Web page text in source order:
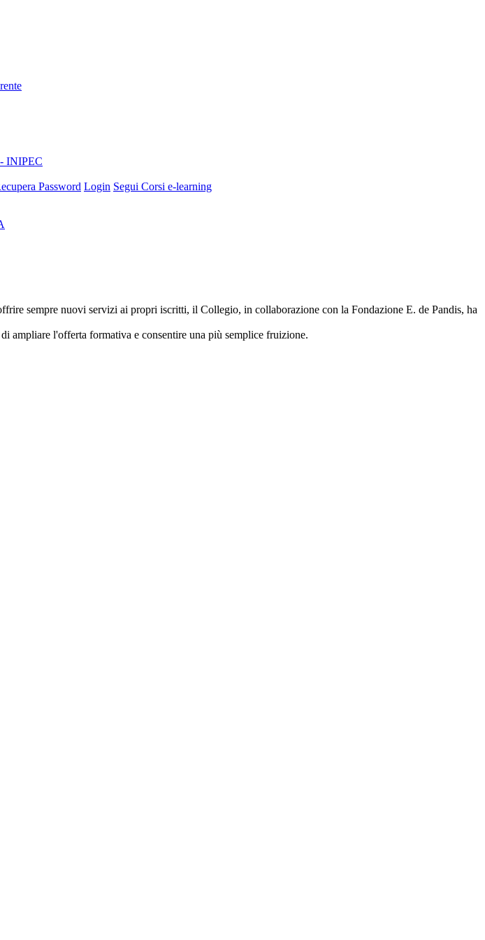
INIPEC
Password Login Segui Corsi e-learning
sempre nuovi servizi ai propri iscritti, il Collegio, in collaborazione con la Fondazione E. de Pandis, ha
ampliare l'offerta formativa e consentire una più semplice fruizione.